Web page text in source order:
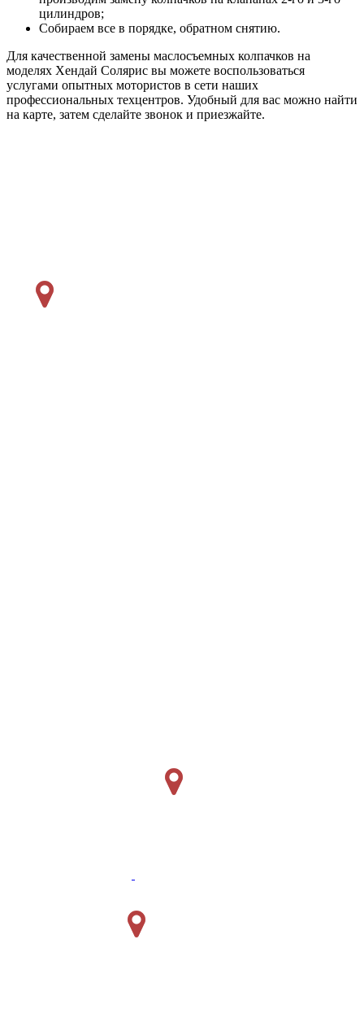
цилиндров;
Собираем все в порядке, обратном снятию.
Для качественной замены маслосъемных колпачков на
моделях Хендай Солярис вы можете воспользоваться
услугами опытных мотористов в сети наших
профессиональных техцентров. Удобный для вас можно найти
на карте, затем сделайте звонок и приезжайте.